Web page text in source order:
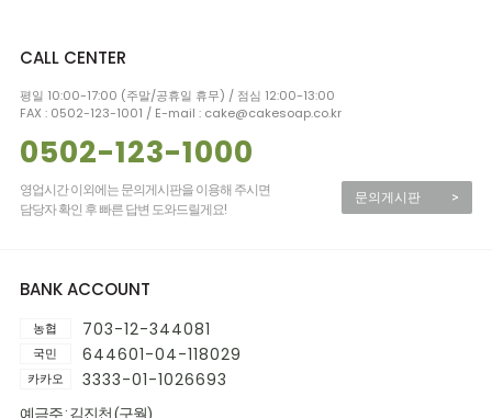
CALL CENTER
평일 10:00-17:00 (주말/공휴일 휴무) / 점심 12:00-13:00
FAX : 0502-123-1001 / E-mail : cake@cakesoap.co.kr
0502-123-1000
영업시간 이외에는 문의게시판을 이용해 주시면
담당자 확인 후 빠른 답변 도와드릴게요!
문의게시판 >
BANK ACCOUNT
농협 703-12-344081
국민 644601-04-118029
카카오 3333-01-1026693
예금주 : 김진천 (구월)